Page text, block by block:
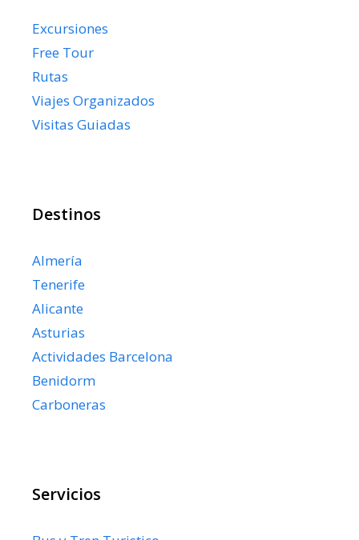
Excursiones
Free Tour
Rutas
Viajes Organizados
Visitas Guiadas
Destinos
Almería
Tenerife
Alicante
Asturias
Actividades Barcelona
Benidorm
Carboneras
Servicios